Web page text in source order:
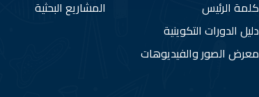
كلمة الرئيس
دليل الدورات التكوينية
معرض الصور والفيديوهات
المشاريع البحثية